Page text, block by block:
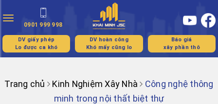
Toggle
navigation
0901 999 998
DV giấy phép
Lo được ca khó
DV hoàn công
Khó mấy cũng lo
Báo giá
xây phần thô
Trang chủ Kinh Nghiệm Xây Nhà
Công nghệ thông
minh trong nội thất biệt thự